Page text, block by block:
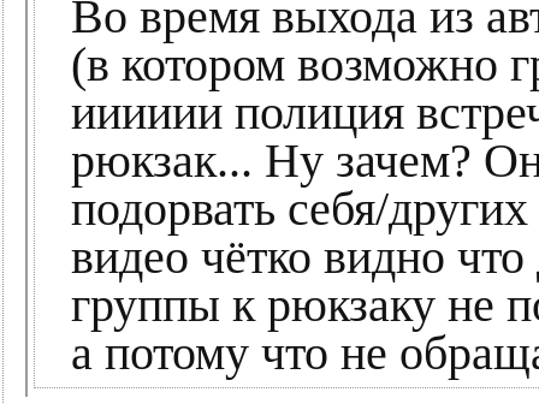
Во время выхода из
(в котором возможно
ииииии полиция
рюкзак... Ну зачем?
подорвать себя/
видео чётко видно
группы к рюкзаку не
а потому что не